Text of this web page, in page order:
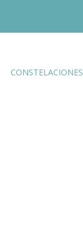
CONSTELACIONES